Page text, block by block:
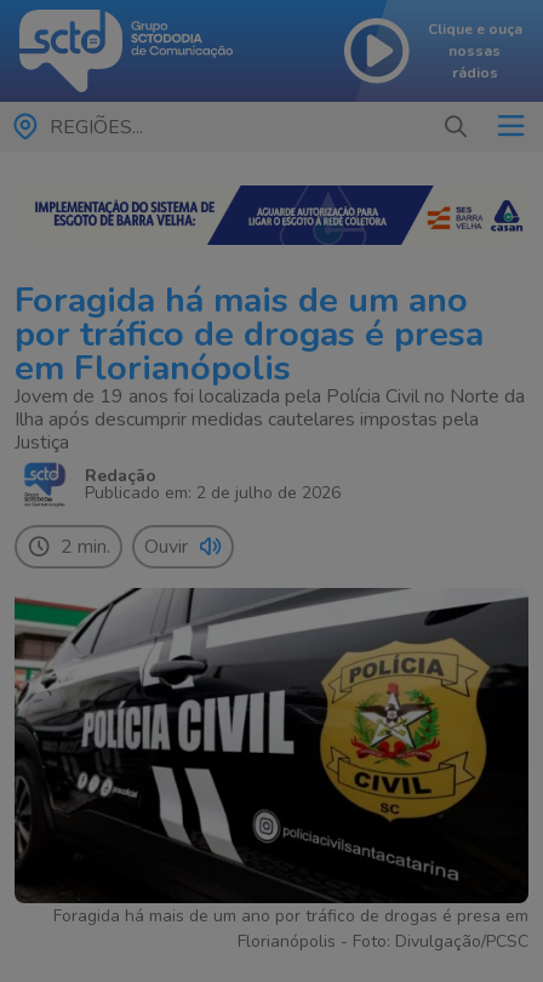
Clique e ouça
nossas
rádios
REGIÕES...
Foragida há mais de um ano
por tráfico de drogas é presa
em Florianópolis
Jovem de 19 anos foi localizada pela Polícia Civil no Norte da
Ilha após descumprir medidas cautelares impostas pela
Justiça
Redação
Publicado em: 2 de julho de 2026
2 min. Ouvir
Foragida há mais de um ano por tráfico de drogas é presa em
Florianópolis - Foto: Divulgação/PCSC